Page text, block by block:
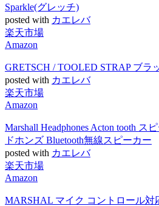
Sparkle(グレッチ)
posted with カエレバ
楽天市場
Amazon
GRETSCH / TOOLED STRAP ブラ
posted with カエレバ
楽天市場
Amazon
Marshall Headphones Acton tooth ス
ドホンズ Bluetooth無線スピーカー
posted with カエレバ
楽天市場
Amazon
MARSHAL マイク コントロール対